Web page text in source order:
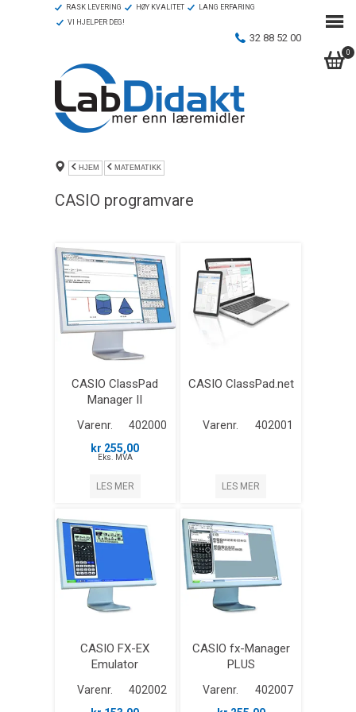
0
RASK LEVERING HØY KVALITET
LANG ERFARING
VI HJELPER DEG!
32 88 52 00
HJEM MATEMATIKK
CASIO programvare
CASIO ClassPad
Manager II
Varenr.
402000
kr 255,00
Eks. MVA
LES MER
CASIO ClassPad.net
Varenr. 402001
LES MER
CASIO FX-EX
Emulator
Varenr.
402002
CASIO fx-Manager
PLUS
Varenr.
402007